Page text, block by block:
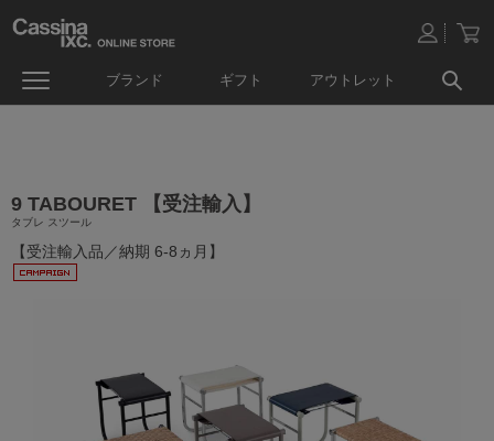
ブランド ギフト アウトレット
9 TABOURET 【受注輸入】
タブレ スツール
【受注輸入品／納期 6-8ヵ月】